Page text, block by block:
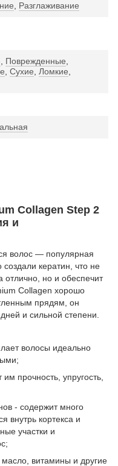
, Разглаживание
, Поврежденные,
, Сухие, Ломкие,
Collagen Step 2
и
волос — популярная
кератин, что не
отлично, но и обеспечит
Collagen хорошо
прядям, он
и сильной степени.
волосы идеально
прочность, упругость,
- содержит много
внутрь кортекса и
участки и
витамины и другие